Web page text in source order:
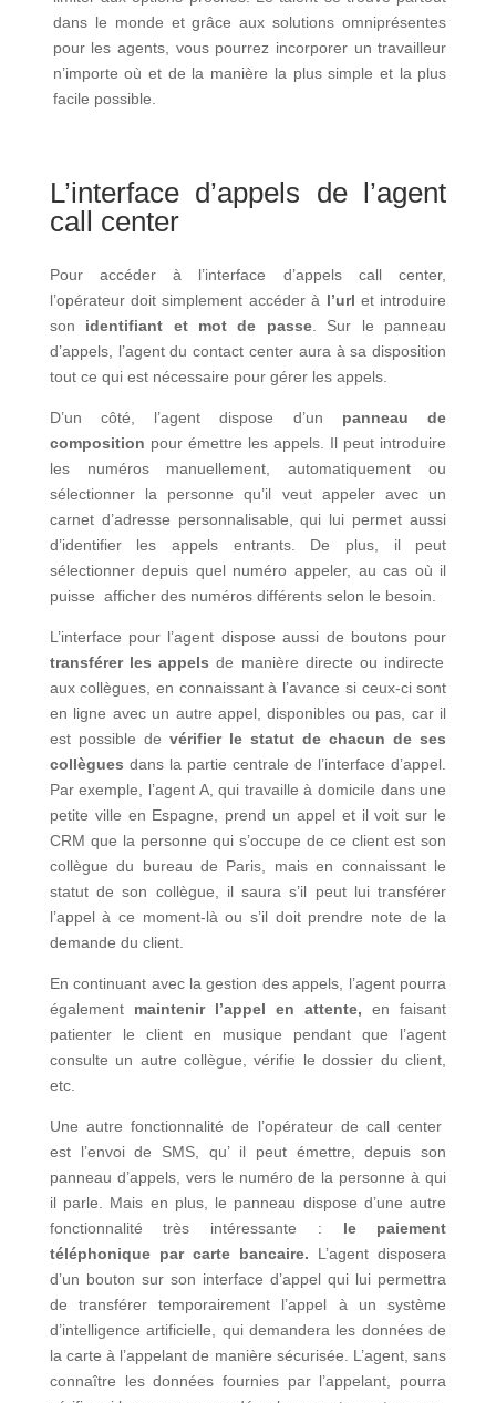
dans le monde et grâce aux solutions omniprésentes
pour les agents, vous pourrez incorporer un travailleur
n’importe où et de la manière la plus simple et la plus
facile possible.
L’interface d’appels de l’agent
call center
Pour accéder à l’interface d’appels call center,
l’opérateur doit simplement accéder à l’url et introduire
son identifiant et mot de passe. Sur le panneau
d’appels, l’agent du contact center aura à sa disposition
tout ce qui est nécessaire pour gérer les appels.
D’un côté, l’agent dispose d’un panneau de
composition pour émettre les appels. Il peut introduire
les numéros manuellement, automatiquement ou
sélectionner la personne qu’il veut appeler avec un
carnet d’adresse personnalisable, qui lui permet aussi
d’identifier les appels entrants. De plus, il peut
sélectionner depuis quel numéro appeler, au cas où il
puisse afficher des numéros différents selon le besoin.
L’interface pour l’agent dispose aussi de boutons pour
transférer les appels de manière directe ou indirecte
aux collègues, en connaissant à l’avance si ceux-ci sont
en ligne avec un autre appel, disponibles ou pas, car il
est possible de vérifier le statut de chacun de ses
collègues dans la partie centrale de l’interface d’appel.
Par exemple, l’agent A, qui travaille à domicile dans une
petite ville en Espagne, prend un appel et il voit sur le
CRM que la personne qui s’occupe de ce client est son
collègue du bureau de Paris, mais en connaissant le
statut de son collègue, il saura s’il peut lui transférer
l’appel à ce moment-là ou s’il doit prendre note de la
demande du client.
En continuant avec la gestion des appels, l’agent pourra
également maintenir l’appel en attente, en faisant
patienter le client en musique pendant que l’agent
consulte un autre collègue, vérifie le dossier du client,
etc.
Une autre fonctionnalité de l’opérateur de call center
est l’envoi de SMS, qu’ il peut émettre, depuis son
panneau d’appels, vers le numéro de la personne à qui
il parle. Mais en plus, le panneau dispose d’une autre
fonctionnalité très intéressante : le paiement
téléphonique par carte bancaire. L’agent disposera
d’un bouton sur son interface d’appel qui lui permettra
de transférer temporairement l’appel à un système
d’intelligence artificielle, qui demandera les données de
la carte à l’appelant de manière sécurisée. L’agent, sans
connaître les données fournies par l’appelant, pourra